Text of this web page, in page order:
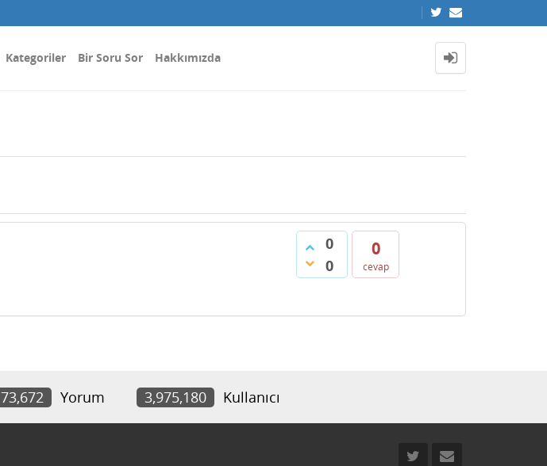
Kategoriler Bir Soru Sor Hakkımızda
0
0
0
cevap
73,672 Yorum 3,975,180 Kullanıcı